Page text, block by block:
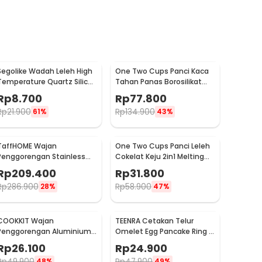
Wadah Leleh High
Quartz Silica
Bowl - SG22
8.700
21.900 61%
One Two Cups Panci Kaca
Tahan Panas Borosilikat
Glass Cooking Pot 16cm -
I-26
Rp77.800
Rp134.900 43%
Wajan
Stainless
27.5cm - 316
209.400
286.900 28%
One Two Cups Panci Leleh
Cokelat Keju 2in1 Melting
Chocolate Pot 400ml -
JS33
Rp31.800
Rp58.900 47%
Wajan
Aluminium
Lengket Frying Pan
- KC0410
26.100
TEENRA Cetakan Telur
Omelet Egg Pancake Ring 2
Rp24.900